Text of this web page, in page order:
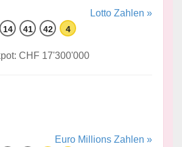
Lotto Zahlen »
14 41 42 4
CHF 17'300'000
Euro Millions Zahlen »